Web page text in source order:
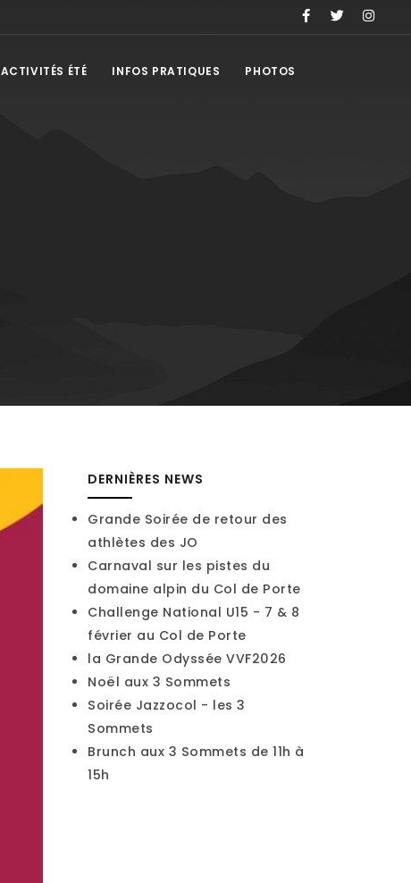
ACTIVITÉS ÉTÉ INFOS PRATIQUES PHOTOS
DERNIÈRES NEWS
Grande Soirée de retour des
athlètes des JO
Carnaval sur les pistes du
domaine alpin du Col de Porte
Challenge National U15 - 7 & 8
février au Col de Porte
la Grande Odyssée VVF2026
Noël aux 3 Sommets
Soirée Jazzocol - les 3
Sommets
Brunch aux 3 Sommets de 11h à
15h